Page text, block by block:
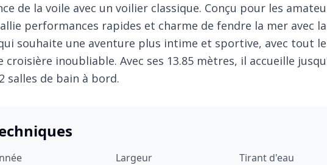
de la voile avec un voilier classique. Conçu pour les
performances rapides et charme de fendre la mer avec
souhaite une aventure plus intime et sportive, avec tout le
inoubliable. Avec ses 13.85 mètres, il accueille
salles de bain à bord.
Largeur
Tirant d'eau